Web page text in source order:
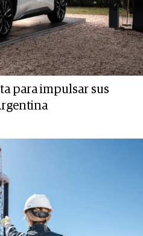
para impulsar sus